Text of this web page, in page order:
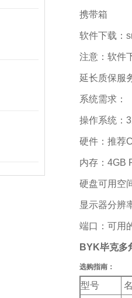
携带箱
软件下载：
注意：软件
延长质保服
系统需求：
操作系统：
硬件：推荐
内存：4GB
硬盘可用空
显示器分辨
端口：可用
BYK毕克多
选购指南：
型号